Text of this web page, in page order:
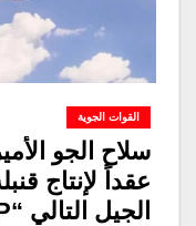
القوات الجوية
عقداً لإنتاج
الجيل التالي “NGP”